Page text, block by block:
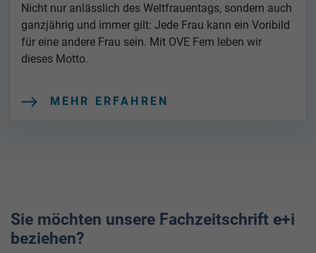
Nicht nur anlässlich des Weltfrauentags, sondern auch
ganzjährig und immer gilt: Jede Frau kann ein Voribild
für eine andere Frau sein. Mit OVE Fem leben wir
dieses Motto.
MEHR ERFAHREN
Sie möchten unsere Fachzeitschrift e+i
beziehen?